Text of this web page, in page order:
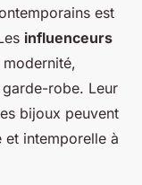
est
influenceurs
garde-robe. Leur
bijoux peuvent
et intemporelle à